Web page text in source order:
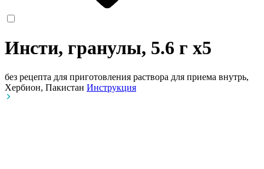
Инсти, гранулы, 5.6 г x5
без рецепта для приготовления раствора для приема внутрь,
Хербион, Пакистан Инструкция